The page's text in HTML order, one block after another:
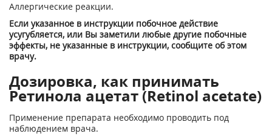
Аллергические реакции.
Если указанное в инструкции побочное действие
усугубляется, или Вы заметили любые другие побочные
эффекты, не указанные в инструкции, сообщите об этом
врачу.
Дозировка, как принимать
Ретинола ацетат (Retinol acetate)
Применение препарата необходимо проводить под
наблюдением врача.